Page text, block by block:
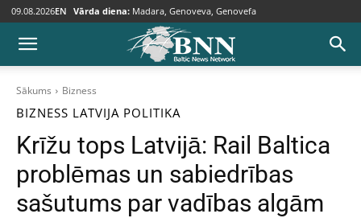
09.08.2026EN Vārda diena: Madara, Genoveva, Genovefa
Sākums Bizness
BIZNESS LATVIJA POLITIKA
Krīžu tops Latvijā: Rail Baltica
problēmas un sabiedrības
sašutums par vadības algām